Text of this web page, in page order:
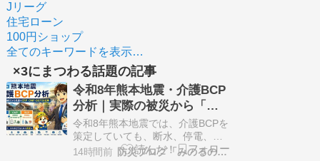
Jリーグ
住宅ローン
100円ショップ
全てのキーワードを表示…
×3にまつわる話題の記事
令和8年熊本地震・介護BCP
分析｜実際の被災から「本
当に必要な介護BCP」を考
える30記事まとめページ ―
令和8年熊本地震・介護BCP
令和8年熊本地震では、介護BCPを
策定していても、断水、停電、職
員不足、排泄、食事、医療、物
14時間前 防災ブログ「みのるの備え日記」